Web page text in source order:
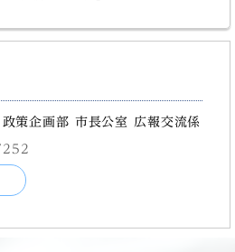
策企画部 市長公室 広報交流係